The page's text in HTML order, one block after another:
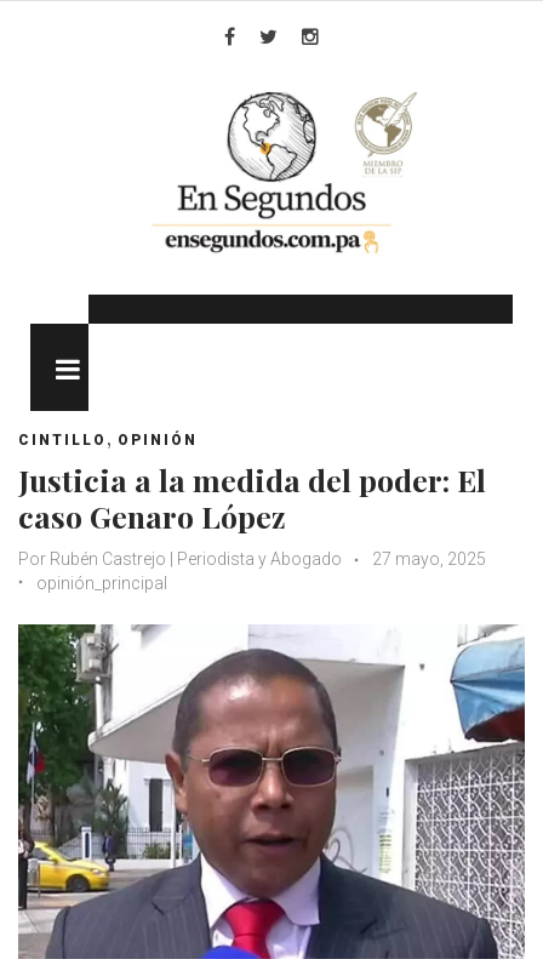
CINTILLO , OPINIÓN
Justicia a la medida del poder: El
caso Genaro López
Por Rubén Castrejo | Periodista y Abogado
27 mayo, 2025
opinión_principal